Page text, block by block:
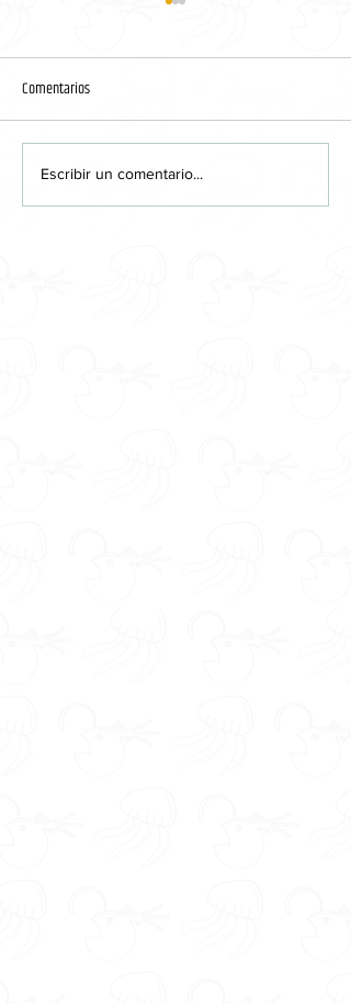
Quince series 2015
Comentarios
Escribir un comentario...